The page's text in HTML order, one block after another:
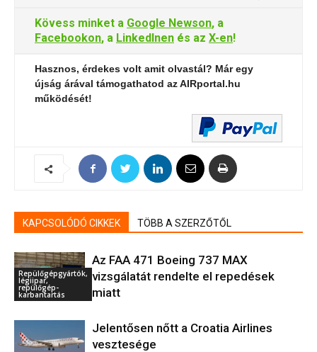
Kövess minket a Google Newson, a
Facebookon, a LinkedInen és az X-en!
Hasznos, érdekes volt amit olvastál? Már egy
újság árával támogathatod az AIRportal.hu
működését!
KAPCSOLÓDÓ CIKKEK TÖBB A SZERZŐTŐL
Repülőgépgyártók,
légiipar,
repülőgép-
karbantartás
Az FAA 471 Boeing 737 MAX
vizsgálatát rendelte el repedések
miatt
Jelentősen nőtt a Croatia Airlines
vesztesége